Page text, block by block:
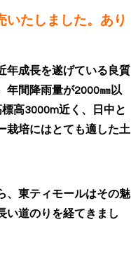
いたしました。あり
年成長を遂げている良質
年間降雨量が2000㎜以
高3000m近く、
日中と
栽培にはとても適した土
、東ティモールはその魅
い道のりを経てきまし